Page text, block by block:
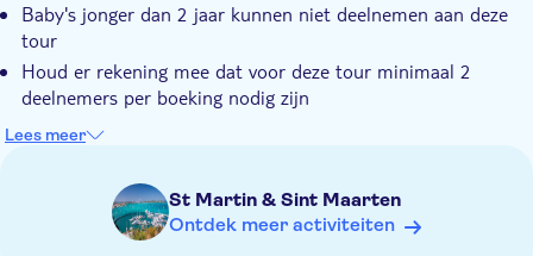
Baby's jonger dan 2 jaar kunnen niet deelnemen aan deze
tour
Houd er rekening mee dat voor deze tour minimaal 2
deelnemers per boeking nodig zijn
Breng zonnebrandcrème, een handdoek en strandkleding
U wordt gevraagd om uw ophaaladres of ontmoetingspunt
op te geven tijdens het uitchecken
Het evenement wordt geleid door een meertalige gids
Lees meer
St Martin & Sint Maarten
Ontdek meer activiteiten